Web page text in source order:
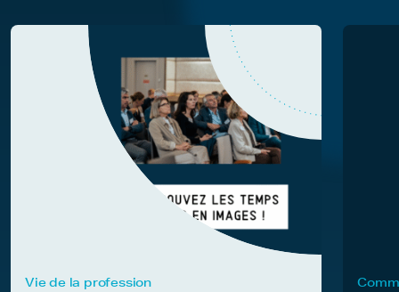
Vie de la profession